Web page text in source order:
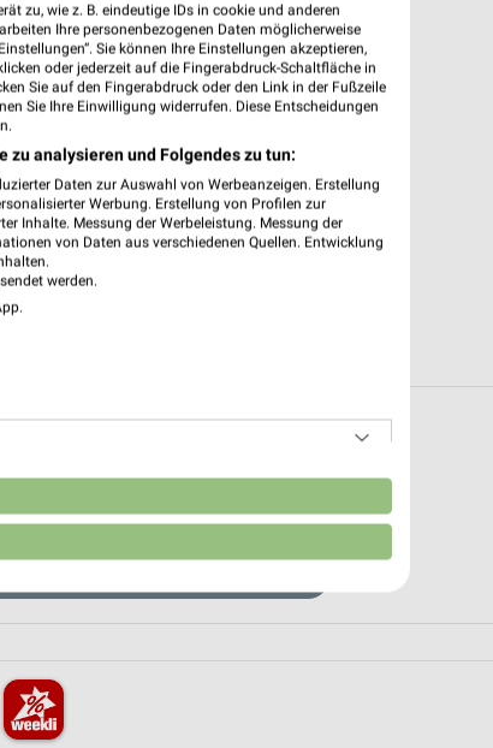
vorhanden.
WEBSEITE
zu, wie z. B. eindeutige IDs in cookie und anderen
Ihre personenbezogenen Daten möglicherweise
Sie können Ihre Einstellungen akzeptieren,
oder jederzeit auf die Fingerabdruck-Schaltfläche in
Sie auf den Fingerabdruck oder den Link in der Fußzeile
Sie Ihre Einwilligung widerrufen. Diese Entscheidungen
zu analysieren und Folgendes zu tun:
Daten zur Auswahl von Werbeanzeigen. Erstellung
Werbung. Erstellung von Profilen zur
Inhalte. Messung der Werbeleistung. Messung der
von Daten aus verschiedenen Quellen. Entwicklung
werden.